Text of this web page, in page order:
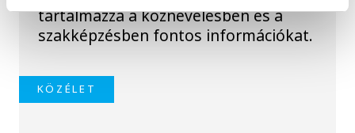
tartalmazza a köznevelésben és a
szakképzésben fontos információkat.
KÖZÉLET